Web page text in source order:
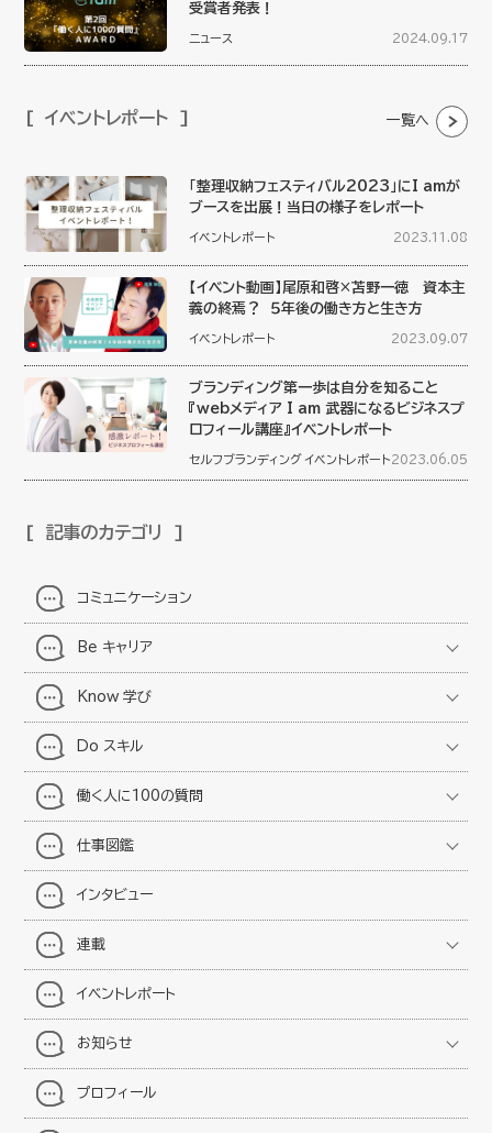
受賞者発表！
ニュース 2024.09.17
イベントレポート 一覧へ
「整理収納フェスティバル2023」にI amが
ブースを出展！当日の様子をレポート
イベントレポート 2023.11.08
【イベント動画】尾原和啓×苫野一徳 資本主
義の終焉？ ５年後の働き方と生き方
イベントレポート 2023.09.07
ブランディング第一歩は自分を知ること
『webメディア I am 武器になるビジネスプ
ロフィール講座』イベントレポート
セルフブランディング イベントレポート 2023.06.05
記事のカテゴリ
コミュニケーション
Be キャリア
Know 学び
Do スキル
働く人に100の質問
仕事図鑑
インタビュー
連載
イベントレポート
お知らせ
プロフィール